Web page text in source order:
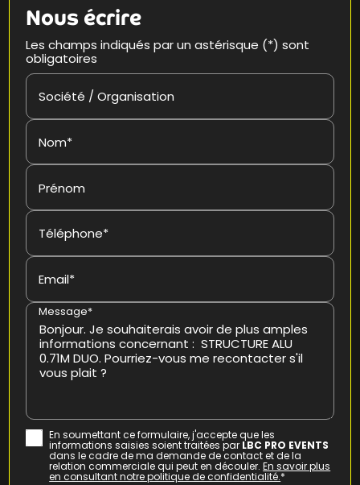
Nous écrire
Les champs indiqués par un astérisque (*) sont
obligatoires
Société / Organisation
Nom*
Prénom
Téléphone*
Email*
Message*
En soumettant ce formulaire, j'accepte que les
informations saisies soient traitées par LBC PRO EVENTS
dans le cadre de ma demande de contact et de la
relation commerciale qui peut en découler.En savoir plus
en consultant notre politique de confidentialité.*